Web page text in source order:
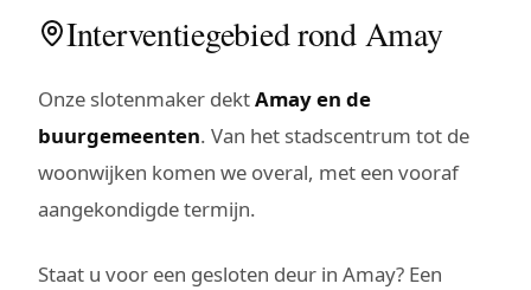
Interventiegebied rond Amay
Onze slotenmaker dektAmay en de
buurgemeenten. Van het stadscentrum tot de
woonwijken komen we overal, met een vooraf
aangekondigde termijn.
Staat u voor een gesloten deur in Amay? Een